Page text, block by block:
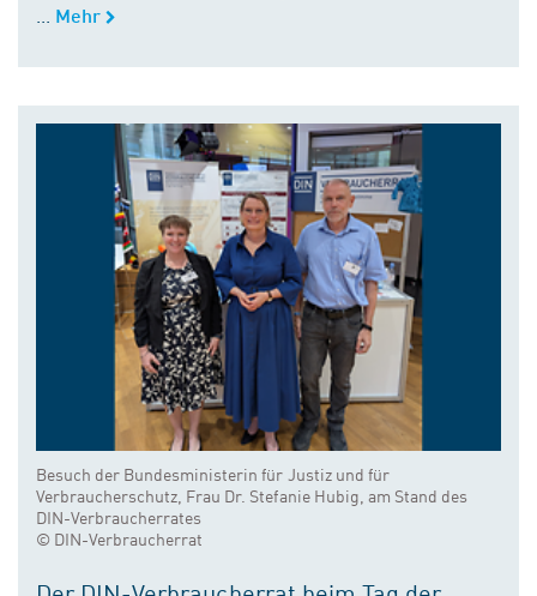
Mehr
Besuch der Bundesministerin für Justiz und für
Verbraucherschutz, Frau Dr. Stefanie Hubig, am Stand des
DIN-Verbraucherrates
© DIN-Verbraucherrat